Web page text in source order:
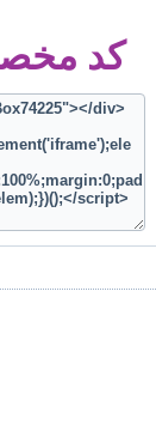
کد